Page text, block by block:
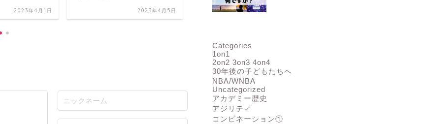
2023年4月1日 2023年4月5日 2023年5月2日
Categories
1on1
2on2 3on3 4on4
30年後の子どもたちへ
NBA/WNBA
Uncategorized
アカデミー歴史
アジリティ
コンビネーション①